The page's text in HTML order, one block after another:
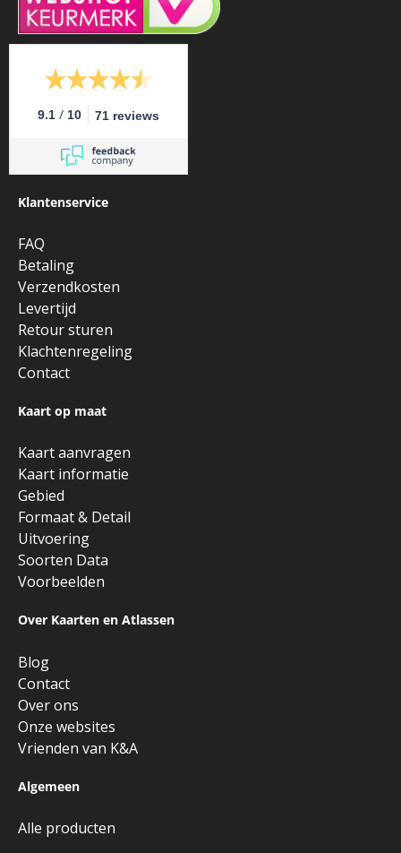
9.1 / 10 71 reviews
Klantenservice
FAQ
Betaling
Verzendkosten
Levertijd
Retour sturen
Klachtenregeling
Contact
Kaart op maat
Kaart aanvragen
Kaart informatie
Gebied
Formaat & Detail
Uitvoering
Soorten Data
Voorbeelden
Over Kaarten en Atlassen
Blog
Contact
Over ons
Onze websites
Vrienden van K&A
Algemeen
Alle producten